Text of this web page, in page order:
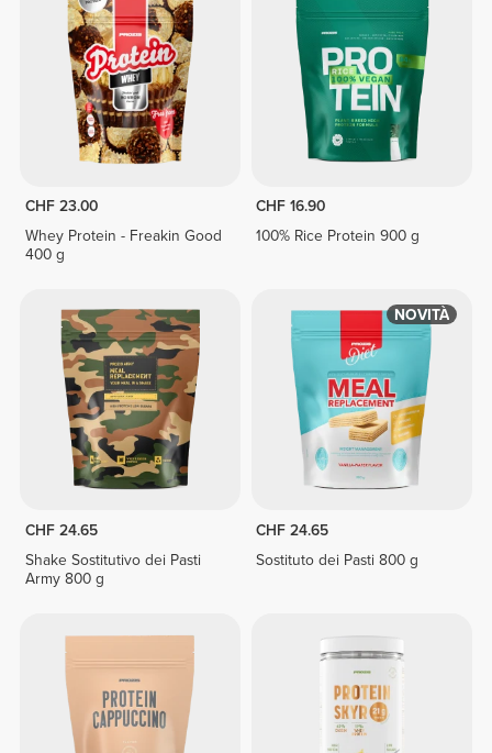
CHF 23.00
Whey Protein - Freakin Good
400 g
CHF 16.90
100% Rice Protein 900 g
CHF 24.65
Shake Sostitutivo dei Pasti
Army 800 g
NOVITÀ
CHF 24.65
Sostituto dei Pasti 800 g